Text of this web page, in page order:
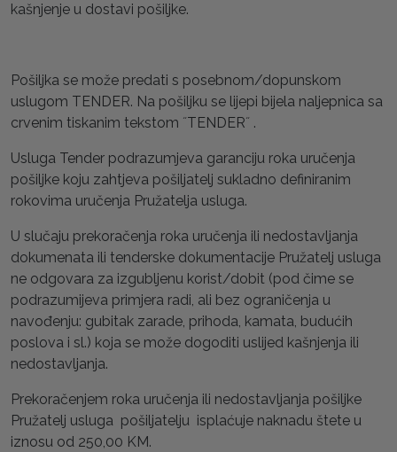
kašnjenje u dostavi pošiljke.
Pošiljka se može predati s posebnom/dopunskom
uslugom TENDER. Na pošiljku se lijepi bijela naljepnica sa
crvenim tiskanim tekstom ˝TENDER˝ .
Usluga Tender podrazumjeva garanciju roka uručenja
pošiljke koju zahtjeva pošiljatelj sukladno definiranim
rokovima uručenja Pružatelja usluga.
U slučaju prekoračenja roka uručenja ili nedostavljanja
dokumenata ili tenderske dokumentacije Pružatelj usluga
ne odgovara za izgubljenu korist/dobit (pod čime se
podrazumijeva primjera radi, ali bez ograničenja u
navođenju: gubitak zarade, prihoda, kamata, budućih
poslova i sl.) koja se može dogoditi uslijed kašnjenja ili
nedostavljanja.
Prekoračenjem roka uručenja ili nedostavljanja pošiljke
Pružatelj usluga pošiljatelju isplaćuje naknadu štete u
iznosu od 250,00 KM.